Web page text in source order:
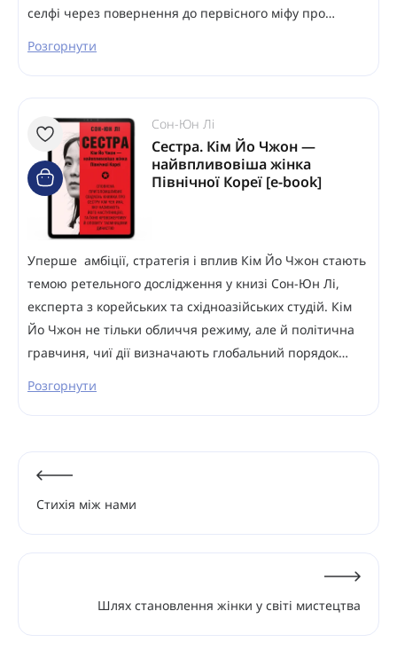
селфі через повернення до первісного міфу про…
Розгорнути
Сон-Юн Лі
Сестра. Кім Йо Чжон —
найвпливовіша жінка
Північної Кореї [e-book]
Уперше амбіції, стратегія і вплив Кім Йо Чжон стають
темою ретельного дослідження у книзі Сон-Юн Лі,
експерта з корейських та східноазійських студій. Кім
Йо Чжон не тільки обличчя режиму, але й політична
гравчиня, чиї дії визначають глобальний порядок…
Розгорнути
Стихія між нами
Шлях становлення жінки у світі мистецтва